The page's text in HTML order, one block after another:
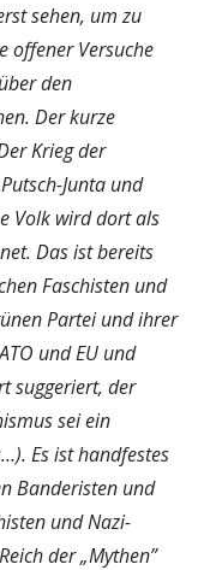
sehen, um zu
offener Versuche
den
Der kurze
Krieg der
Junta und
Volk wird dort als
Das ist bereits
Faschisten und
Partei und ihrer
und EU und
suggeriert, der
sei ein
Es ist handfestes
Banderisten und
und Nazi-
der „Mythen”